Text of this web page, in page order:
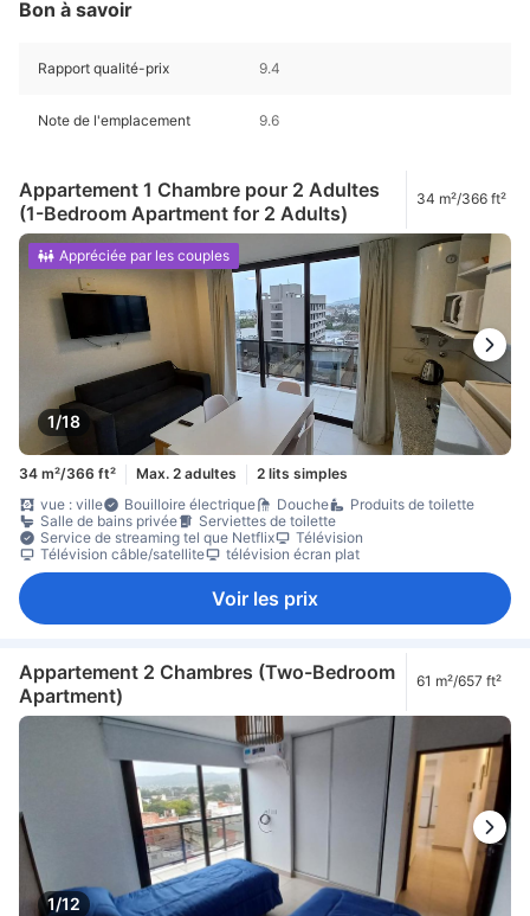
Bon à savoir
Rapport qualité-prix 9.4
Note de l'emplacement 9.6
Appartement 1 Chambre pour 2 Adultes
(1-Bedroom Apartment for 2 Adults)
34 m²/366 ft²
1/18
Appréciée par les couples
34 m²/366 ft² Max. 2 adultes
2 lits simples
vue : ville
Bouilloire électrique Douche
Produits de toilette
Salle de bains privée
Serviettes de toilette
Service de streaming tel que Netflix
Télévision
Télévision câble/satellite
télévision écran plat
Voir les prix
Appartement 2 Chambres (Two-Bedroom
Apartment)
61 m²/657 ft²
1/12